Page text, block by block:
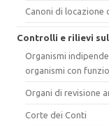
Canoni di locazione
Controlli e rilievi
Organismi
organismi con
Organi di revisione
Corte dei Conti